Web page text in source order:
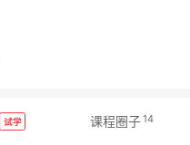
试学 课程圈子14